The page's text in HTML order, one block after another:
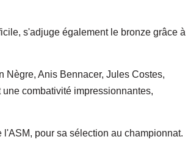
s'adjuge également le bronze grâce à
Nègre, Anis Bennacer, Jules Costes,
combativité impressionnantes,
pour sa sélection au championnat.